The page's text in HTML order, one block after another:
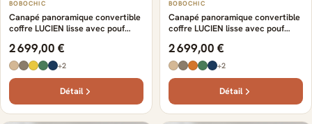
BOBOCHIC
Canapé panoramique convertible
coffre LUCIEN lisse avec pouf
2 699,00 €
+2
Détail
BOBOCHIC
Canapé panoramique convertible
coffre LUCIEN lisse avec pouf
2 699,00 €
+2
Détail